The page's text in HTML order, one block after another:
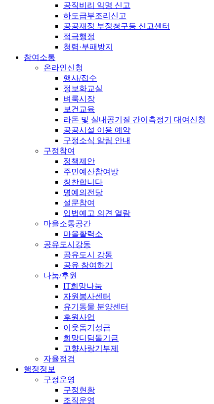
공직비리 익명 신고
하도급부조리신고
공공재정 부정청구등 신고센터
적극행정
청렴·부패방지
참여소통
온라인신청
행사/접수
정보화교실
벼룩시장
보건교육
라돈 및 실내공기질 간이측정기 대여신청
공공시설 이용 예약
구정소식 알림 안내
구정참여
정책제안
주민예산참여방
칭찬합니다
명예의전당
설문참여
입법예고 의견 열람
마을소통공간
마을활력소
공유도시강동
공유도시 강동
공유 참여하기
나눔/후원
IT희망나눔
자원봉사센터
유기동물 분양센터
후원사업
이웃돕기성금
희망디딤돌기금
고향사랑기부제
자율점검
행정정보
구정운영
구정현황
조직운영